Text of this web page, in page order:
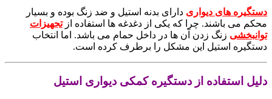
دستگیره های دیواری دارای بدنه استیل و ضد زنگ بوده و بسیار
محکم می باشند. چرا که یکی از دغدغه ها استفاده ازتجهیزات
توانبخشی زنگ زدن آن ها در داخل حمام می باشد. اما انتخاب
دستگیره استیل این مشکل را برطرف کرده است.
دلیل استفاده از دستگیره کمکی دیواری استیل